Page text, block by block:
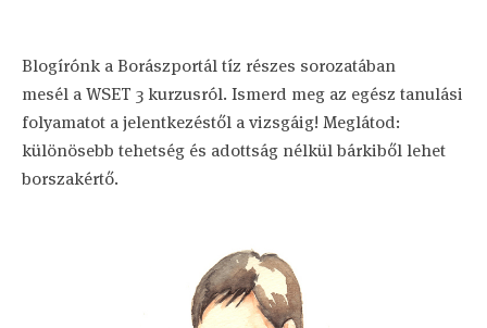
Blogírónk a Borászportál tíz részes sorozatában
mesél a WSET 3 kurzusról. Ismerd meg az egész tanulási
folyamatot a jelentkezéstől a vizsgáig! Meglátod:
különösebb tehetség és adottság nélkül bárkiből lehet
borszakértő.